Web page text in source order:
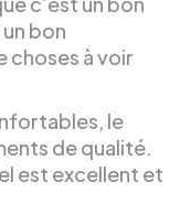
bon
choses à voir
le
de qualité.
est excellent et